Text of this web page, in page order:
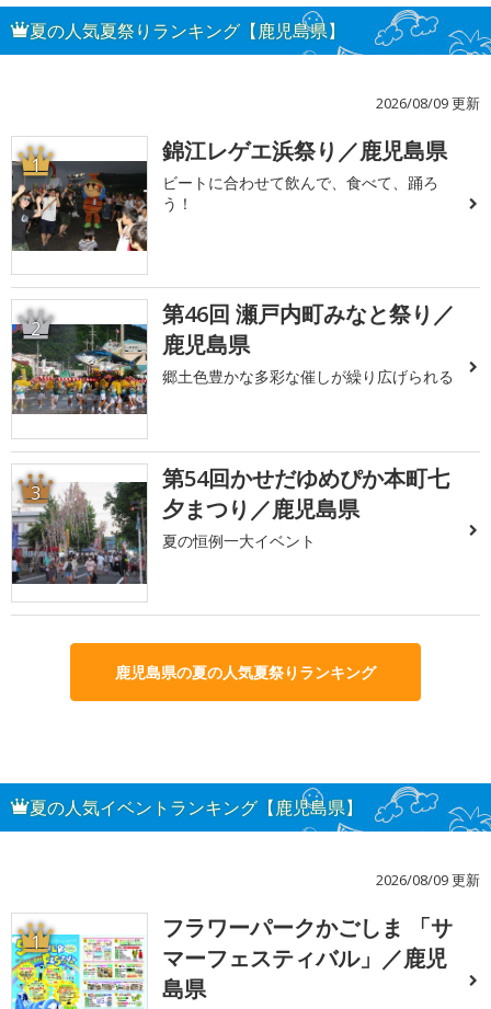
夏の人気夏祭りランキング【鹿児島県】
2026/08/09 更新
1 錦江レゲエ浜祭り／鹿児島県
ビートに合わせて飲んで、食べて、踊ろ
う！
2
第46回 瀬戸内町みなと祭り／
鹿児島県
郷土色豊かな多彩な催しが繰り広げられる
3
第54回かせだゆめぴか本町七
夕まつり／鹿児島県
夏の恒例一大イベント
鹿児島県の夏の人気夏祭りランキング
夏の人気イベントランキング【鹿児島県】
2026/08/09 更新
1
フラワーパークかごしま 「サ
マーフェスティバル」／鹿児
島県